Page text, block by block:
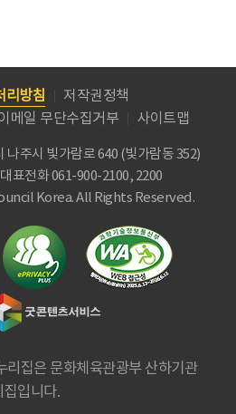
리방침
저작권정책
메일 무단수집거부
사이트맵
나주시 빛가람로 640 (빛가람동 352)
대표전화 061-900-2100, 2200
Korea. All Rights Reserved.
리집은 문화체육관광부 산하기관
집입니다.